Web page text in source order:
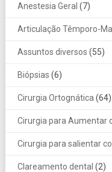
Anestesia Geral (7)
Articulação Têmporo-
Assuntos diversos (55)
Biópsias (6)
Cirurgia Ortognática (64)
Cirurgia para Aumentar
Cirurgia para salientar
Clareamento dental (2)